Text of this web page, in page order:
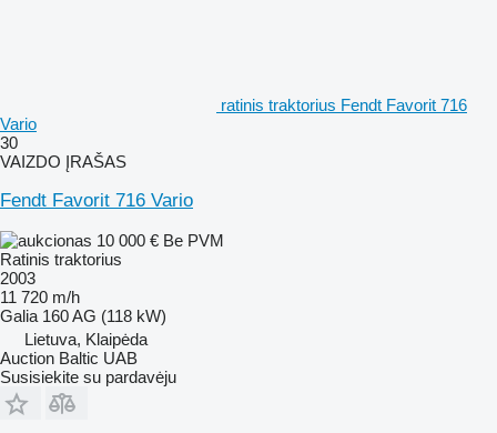
ratinis traktorius Fendt Favorit 716
Vario
30
VAIZDO ĮRAŠAS
Fendt Favorit 716 Vario
10 000 € Be PVM
Ratinis traktorius
2003
11 720 m/h
Galia 160 AG (118 kW)
Lietuva, Klaipėda
Auction Baltic UAB
Susisiekite su pardavėju